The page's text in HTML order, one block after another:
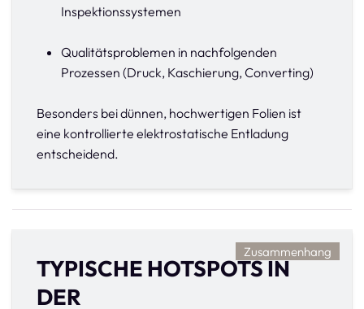
Inspektionssystemen
Qualitätsproblemen in nachfolgenden
Prozessen (Druck, Kaschierung, Converting)
Besonders bei dünnen, hochwertigen Folien ist
eine kontrollierte elektrostatische Entladung
entscheidend.
Zusammenhang
TYPISCHE HOTSPOTS IN
DER